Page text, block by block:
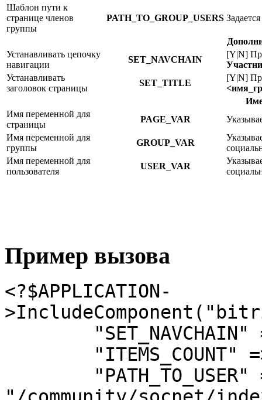
Шаблон пути к
странице членов
группы
PATH_TO_GROUP_USERS
Устанавливать цепочку
навигации
SET_NAVCHAIN
[Y|N]
Устанавливать
заголовок страницы
SET_TITLE
[Y|N]
Имя переменной для
страницы
PAGE_VAR
Имя переменной для
группы
GROUP_VAR
Имя переменной для
пользователя
USER_VAR
Пример вызова
<?$APPLICATION-